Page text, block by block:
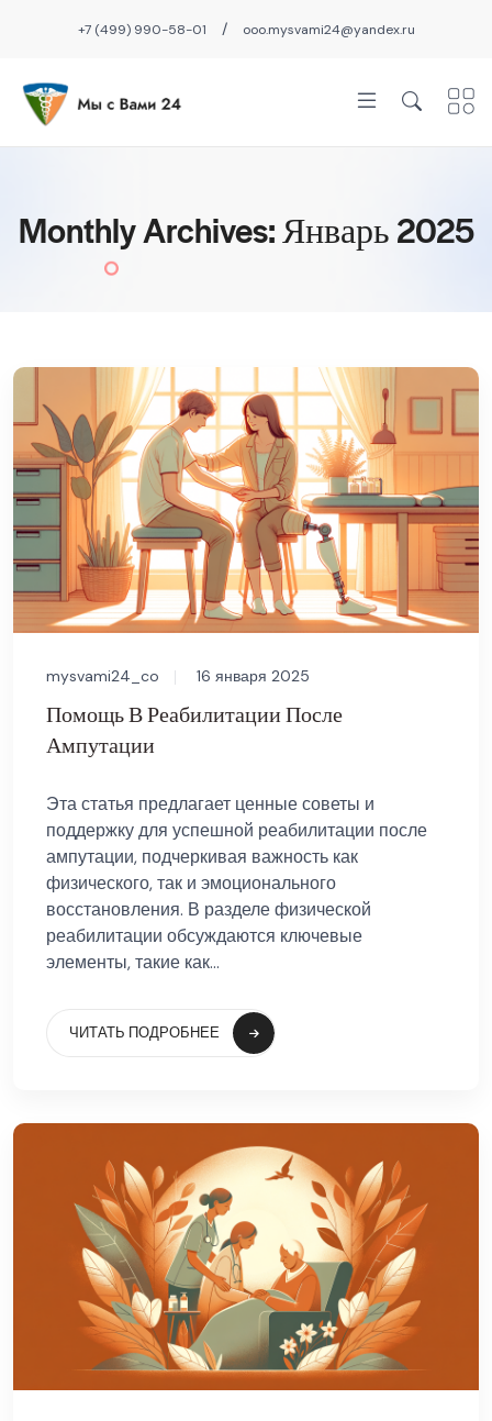
+7 (499) 990-58-01 / ooo.mysvami24@yandex.ru
Monthly Archives: Январь 2025
mysvami24_co 16 января 2025
Помощь В Реабилитации После
Ампутации
Эта статья предлагает ценные советы и
поддержку для успешной реабилитации после
ампутации, подчеркивая важность как
физического, так и эмоционального
восстановления. В разделе физической
реабилитации обсуждаются ключевые
элементы, такие как...
ЧИТАТЬ ПОДРОБНЕЕ